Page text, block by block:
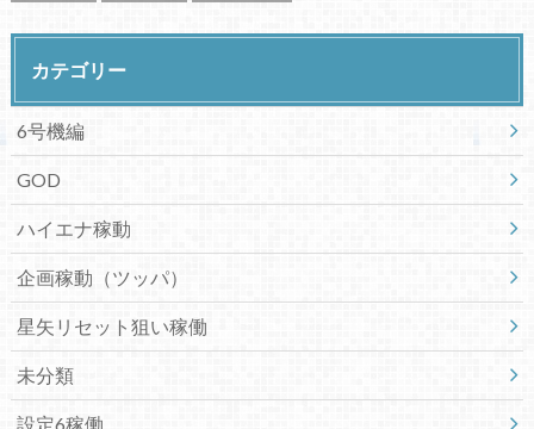
カテゴリー
6号機編
GOD
ハイエナ稼動
企画稼動（ツッパ）
星矢リセット狙い稼働
未分類
設定6稼働